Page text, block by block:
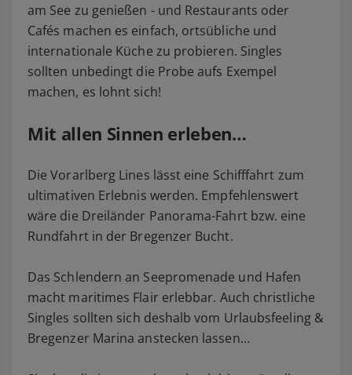
am See zu genießen - und Restaurants oder
Cafés machen es einfach, ortsübliche und
internationale Küche zu probieren. Singles
sollten unbedingt die Probe aufs Exempel
machen, es lohnt sich!
Mit allen Sinnen erleben…
Die Vorarlberg Lines lässt eine Schifffahrt zum
ultimativen Erlebnis werden. Empfehlenswert
wäre die Dreiländer Panorama-Fahrt bzw. eine
Rundfahrt in der Bregenzer Bucht.
Das Schlendern an Seepromenade und Hafen
macht maritimes Flair erlebbar. Auch christliche
Singles sollten sich deshalb vom Urlaubsfeeling &
Bregenzer Marina anstecken lassen…